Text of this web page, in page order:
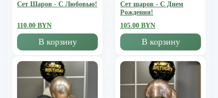
Сет Шаров - С Любовью!
110.00 BYN
В корзину
Сет шаров - С Днем
Рождения!
105.00 BYN
В корзину